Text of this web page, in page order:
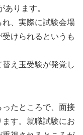
ります。
、実際に試験会場
けられるというも
え玉受験が発覚し
ったところで、面接
す。就職試験にお